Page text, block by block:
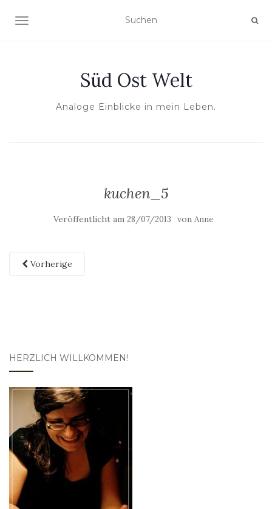
NAVIGATION UMSCHALTEN
Süd Ost Welt
Analoge Einblicke in mein Leben.
kuchen_5
Veröffentlicht am 28/07/2013 von Anne
Vorherige
HERZLICH WILLKOMMEN!